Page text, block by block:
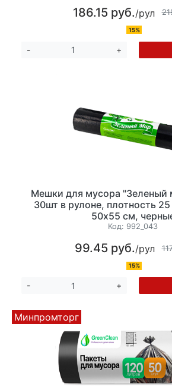
186.15 руб./рул
15%
- +
Мешки для мусора "Зеленый
30шт в рулоне, плотность
50х55 см,
Код: 992_043
99.45 руб./рул
15%
- +
Минпромторг